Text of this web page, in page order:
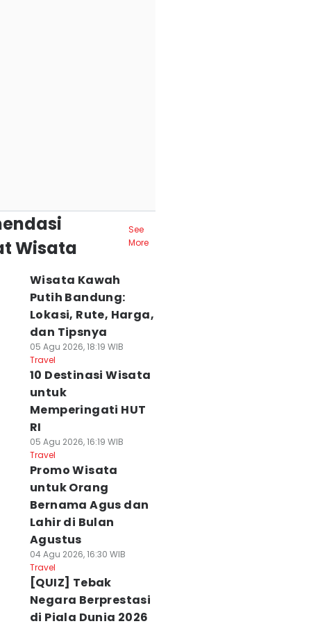
Wisata
See
More
Wisata Kawah
Putih Bandung:
Lokasi, Rute, Harga,
dan Tipsnya
05 Agu 2026, 18:19 WIB
Travel
10 Destinasi Wisata
untuk
Memperingati HUT
RI
05 Agu 2026, 16:19 WIB
Travel
Promo Wisata
untuk Orang
Bernama Agus dan
Lahir di Bulan
Agustus
04 Agu 2026, 16:30 WIB
Travel
[QUIZ] Tebak
Negara Berprestasi
di Piala Dunia 2026